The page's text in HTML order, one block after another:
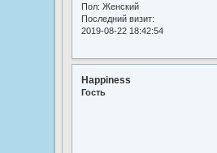
Пол: Женский
Последний визит:
2019-08-22 18:42:54
Happiness
Гость